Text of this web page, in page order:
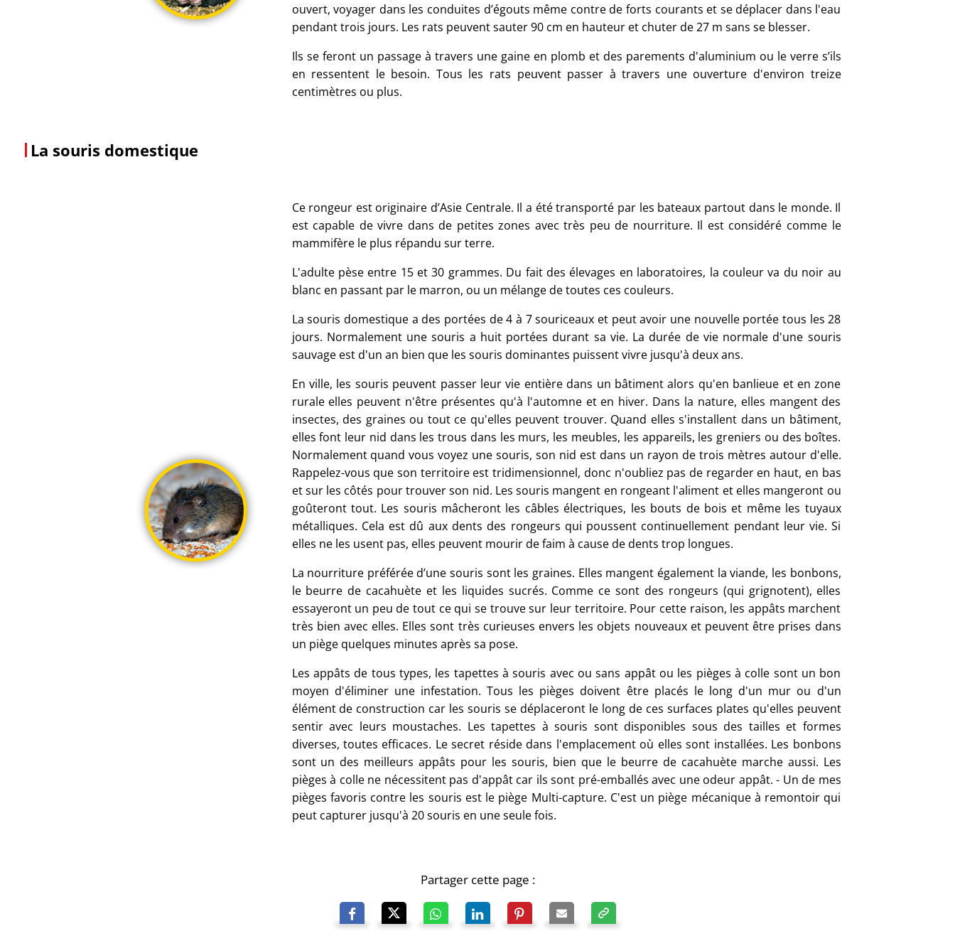
ouvert, voyager dans les conduites d’égouts même contre de forts courants et se déplacer dans l'eau
pendant trois jours. Les rats peuvent sauter 90 cm en hauteur et chuter de 27 m sans se blesser.
Ils se feront un passage à travers une gaine en plomb et des parements d'aluminium ou le verre s’ils
en ressentent le besoin. Tous les rats peuvent passer à travers une ouverture d'environ treize
centimètres ou plus.
La souris domestique
Ce rongeur est originaire d’Asie Centrale. Il a été transporté par les bateaux partout dans le monde. Il
est capable de vivre dans de petites zones avec très peu de nourriture. Il est considéré comme le
mammifère le plus répandu sur terre.
L'adulte pèse entre 15 et 30 grammes. Du fait des élevages en laboratoires, la couleur va du noir au
blanc en passant par le marron, ou un mélange de toutes ces couleurs.
La souris domestique a des portées de 4 à 7 souriceaux et peut avoir une nouvelle portée tous les 28
jours. Normalement une souris a huit portées durant sa vie. La durée de vie normale d'une souris
sauvage est d'un an bien que les souris dominantes puissent vivre jusqu'à deux ans.
En ville, les souris peuvent passer leur vie entière dans un bâtiment alors qu'en banlieue et en zone
rurale elles peuvent n'être présentes qu'à l'automne et en hiver. Dans la nature, elles mangent des
insectes, des graines ou tout ce qu'elles peuvent trouver. Quand elles s'installent dans un bâtiment,
elles font leur nid dans les trous dans les murs, les meubles, les appareils, les greniers ou des boîtes.
Normalement quand vous voyez une souris, son nid est dans un rayon de trois mètres autour d'elle.
Rappelez-vous que son territoire est tridimensionnel, donc n'oubliez pas de regarder en haut, en bas
et sur les côtés pour trouver son nid. Les souris mangent en rongeant l'aliment et elles mangeront ou
goûteront tout. Les souris mâcheront les câbles électriques, les bouts de bois et même les tuyaux
métalliques. Cela est dû aux dents des rongeurs qui poussent continuellement pendant leur vie. Si
elles ne les usent pas, elles peuvent mourir de faim à cause de dents trop longues.
La nourriture préférée d’une souris sont les graines. Elles mangent également la viande, les bonbons,
le beurre de cacahuète et les liquides sucrés. Comme ce sont des rongeurs (qui grignotent), elles
essayeront un peu de tout ce qui se trouve sur leur territoire. Pour cette raison, les appâts marchent
très bien avec elles. Elles sont très curieuses envers les objets nouveaux et peuvent être prises dans
un piège quelques minutes après sa pose.
Les appâts de tous types, les tapettes à souris avec ou sans appât ou les pièges à colle sont un bon
moyen d'éliminer une infestation. Tous les pièges doivent être placés le long d'un mur ou d'un
élément de construction car les souris se déplaceront le long de ces surfaces plates qu'elles peuvent
sentir avec leurs moustaches. Les tapettes à souris sont disponibles sous des tailles et formes
diverses, toutes efficaces. Le secret réside dans l'emplacement où elles sont installées. Les bonbons
sont un des meilleurs appâts pour les souris, bien que le beurre de cacahuète marche aussi. Les
pièges à colle ne nécessitent pas d'appât car ils sont pré-emballés avec une odeur appât. - Un de mes
pièges favoris contre les souris est le piège Multi-capture. C'est un piège mécanique à remontoir qui
peut capturer jusqu'à 20 souris en une seule fois.
Partager cette page :